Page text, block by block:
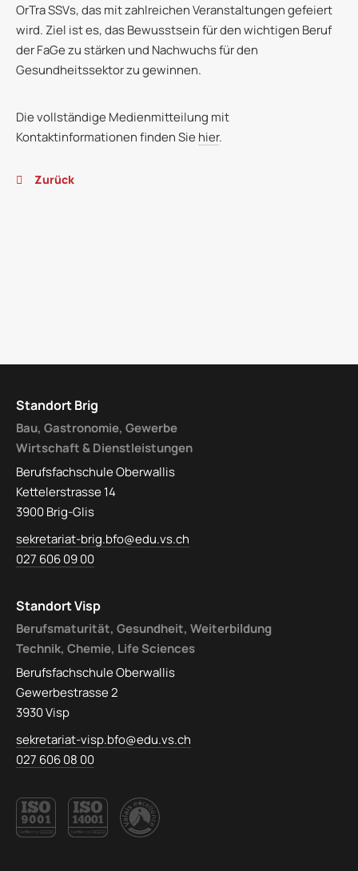
OrTra SSVs, das mit zahlreichen Veranstaltungen gefeiert
wird. Ziel ist es, das Bewusstsein für den wichtigen Beruf
der FaGe zu stärken und Nachwuchs für den
Gesundheitssektor zu gewinnen.
Die vollständige Medienmitteilung mit
Kontaktinformationen finden Sie hier.
Zurück
Standort Brig
Bau, Gastronomie, Gewerbe
Wirtschaft & Dienstleistungen
Berufsfachschule Oberwallis
Kettelerstrasse 14
3900 Brig-Glis
sekretariat-brig.bfo@edu.vs.ch
027 606 09 00
Standort Visp
Berufsmaturität, Gesundheit, Weiterbildung
Technik, Chemie, Life Sciences
Berufsfachschule Oberwallis
Gewerbestrasse 2
3930 Visp
sekretariat-visp.bfo@edu.vs.ch
027 606 08 00